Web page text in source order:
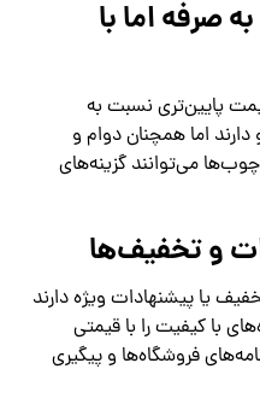
صرفه اما با
پایین‌تری نسبت به
اما همچنان دوام و
می‌توانند گزینه‌های
و تخفیف‌ها
یا پیشنهادات ویژه دارند
با کیفیت را با قیمتی
فروشگاه‌ها و پیگیری